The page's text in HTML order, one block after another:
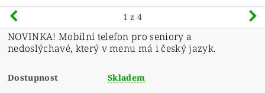
1 z 4
NOVINKA! Mobilní telefon pro seniory a
nedoslýchavé, který v menu má i český jazyk.
Dostupnost Skladem